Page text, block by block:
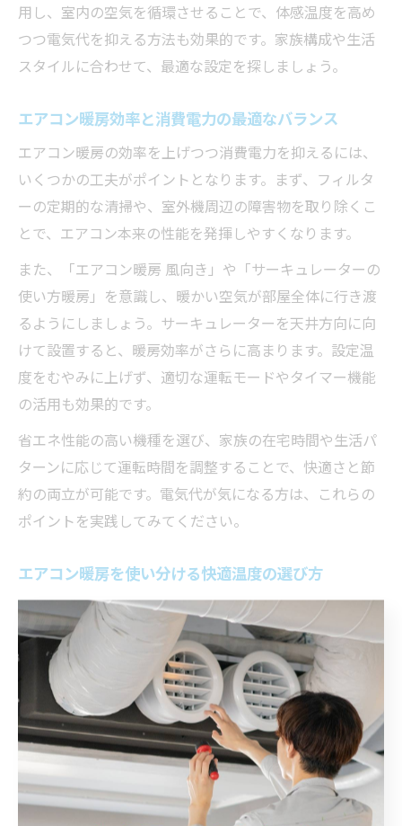
用し、室内の空気を循環させることで、体感温度を高め
つつ電気代を抑える方法も効果的です。家族構成や生活
スタイルに合わせて、最適な設定を探しましょう。
エアコン暖房効率と消費電力の最適なバランス
エアコン暖房の効率を上げつつ消費電力を抑えるには、
いくつかの工夫がポイントとなります。まず、フィルタ
ーの定期的な清掃や、室外機周辺の障害物を取り除くこ
とで、エアコン本来の性能を発揮しやすくなります。
また、「エアコン暖房 風向き」や「サーキュレーターの
使い方暖房」を意識し、暖かい空気が部屋全体に行き渡
るようにしましょう。サーキュレーターを天井方向に向
けて設置すると、暖房効率がさらに高まります。設定温
度をむやみに上げず、適切な運転モードやタイマー機能
の活用も効果的です。
省エネ性能の高い機種を選び、家族の在宅時間や生活パ
ターンに応じて運転時間を調整することで、快適さと節
約の両立が可能です。電気代が気になる方は、これらの
ポイントを実践してみてください。
エアコン暖房を使い分ける快適温度の選び方
エアコン暖房を効果的に使い分けるには、家族構成や部
屋の使用目的に応じて快適温度を見極めることが重要で
す。たとえば、リビングのような広い空間では22度前
後、寝室や子ども部屋では20度程度が目安となります。
また、「エアコン暖房設定温度」や「暖房サーキュレー
ター効果」を意識し、サーキュレーターや断熱カーテン
を併用することで、少し低めの設定温度でも快適に過ご
すことができます。外出時や人のいない部屋はタイマー